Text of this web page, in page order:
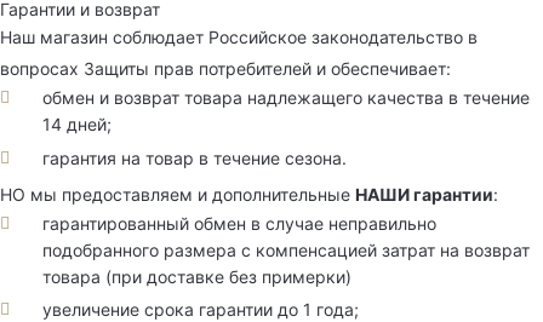
Гарантии и возврат
Наш магазин соблюдает Российское законодательство в
вопросах Защиты прав потребителей и обеспечивает:
обмен и возврат товара надлежащего качества в течение
14 дней;
гарантия на товар в течение сезона.
НО мы предоставляем и дополнительные НАШИ гарантии:
гарантированный обмен в случае неправильно
подобранного размера с компенсацией затрат на возврат
товара (при доставке без примерки)
увеличение срока гарантии до 1 года;